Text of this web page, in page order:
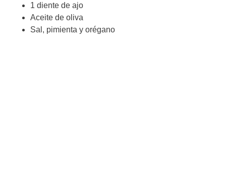
1 diente de ajo
Aceite de oliva
Sal, pimienta y orégano